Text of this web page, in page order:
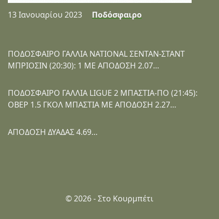
13 Ιανουαρίου 2023 Ποδόσφαιρο
ΠΟΔΟΣΦΑΙΡΟ ΓΑΛΛΙΑ NATIONAL ΣΕΝΤΑΝ-ΣΤΑΝΤ
ΜΠΡΙΟΣΙΝ (20:30): 1 ΜΕ ΑΠΟΔΟΣΗ 2.07…
ΠΟΔΟΣΦΑΙΡΟ ΓΑΛΛΙΑ LIGUE 2 ΜΠΑΣΤΙΑ-ΠΟ (21:45):
ΟΒΕΡ 1.5 ΓΚΟΛ ΜΠΑΣΤΙΑ ΜΕ ΑΠΟΔΟΣΗ 2.27…
ΑΠΟΔΟΣΗ ΔΥΑΔΑΣ 4.69…
© 2026 - Στο Κουρμπέτι